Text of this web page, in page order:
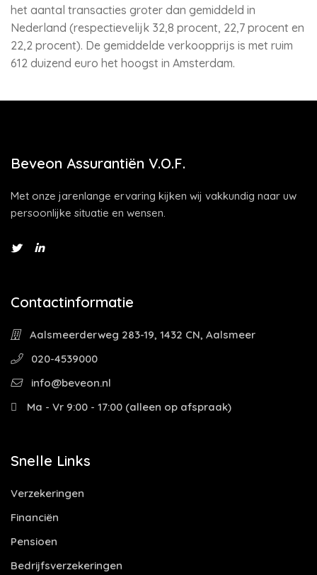
het aantal transacties groter dan gemiddeld in
Nederland (respectievelijk 32,8 procent, 22,7 procent en
22,2 procent). De gemiddelde verkoopprijs is met ruim
612 duizend euro het hoogst in Amsterdam.
Beveon Assurantiën V.O.F.
Met onze jarenlange ervaring kijken wij vakkundig naar uw
persoonlijke situatie en wensen.
Contactinformatie
Aalsmeerderweg 283-19, 1432 CN, Aalsmeer
020-4539000
info@beveon.nl
Ma - Vr 9:00 - 17:00 (alleen op afspraak)
Snelle Links
Verzekeringen
Financiën
Pensioen
Bedrijfsverzekeringen